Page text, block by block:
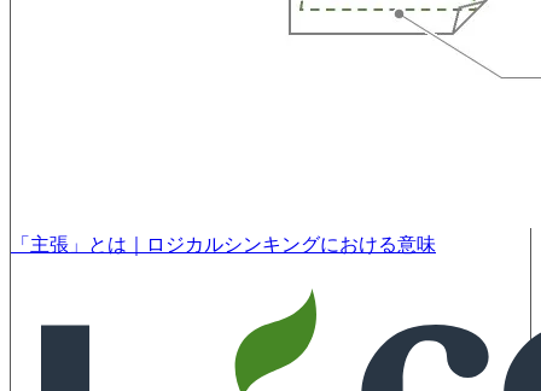
「主張」とは｜ロジカルシンキングにおける意味